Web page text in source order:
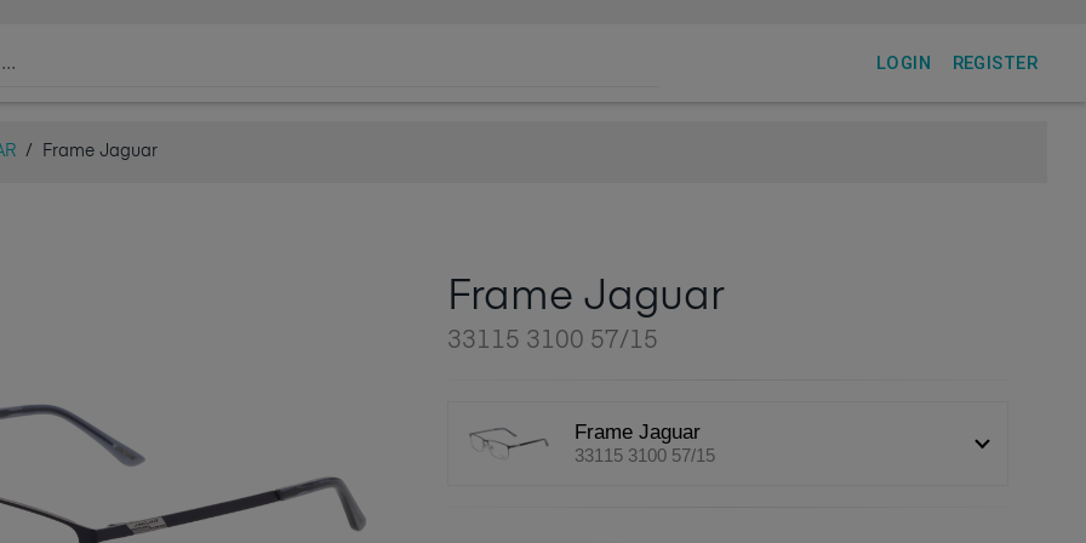
LOGIN REGISTER
/ Frame Jaguar
Frame Jaguar
33115 3100 57/15
Frame Jaguar
33115 3100 57/15